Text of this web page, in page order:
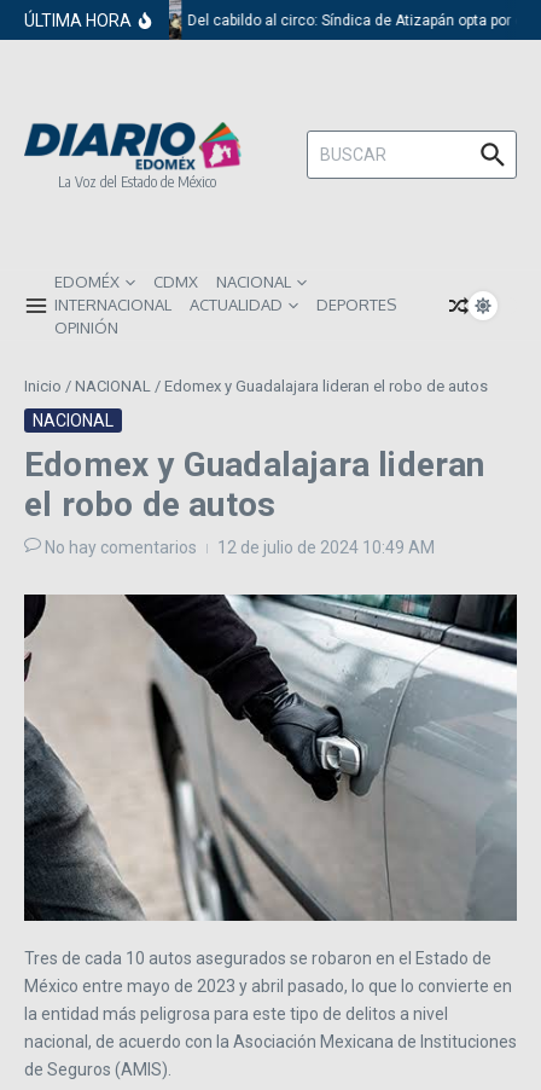
Saltar al contenido
ÚLTIMA HORA Del cabildo al circo: Síndica de Atizapán opta por el
La Voz del Estado de México
Buscar:
EDOMÉX CDMX
NACIONAL
INTERNACIONAL
ACTUALIDAD
DEPORTES
OPINIÓN
Inicio / NACIONAL / Edomex y Guadalajara lideran el robo de autos
NACIONAL
Edomex y Guadalajara lideran
el robo de autos
No hay comentarios 12 de julio de 2024 10:49 AM
Tres de cada 10 autos asegurados se robaron en el Estado de
México entre mayo de 2023 y abril pasado, lo que lo convierte en
la entidad más peligrosa para este tipo de delitos a nivel
nacional, de acuerdo con la Asociación Mexicana de Instituciones
de Seguros (AMIS).